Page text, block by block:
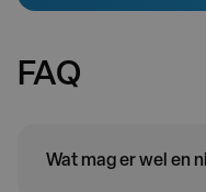
FAQ
Wat mag er wel en